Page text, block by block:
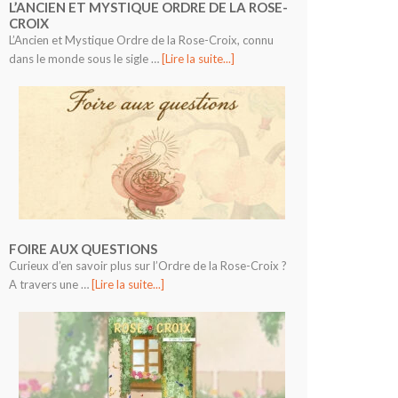
L’ANCIEN ET MYSTIQUE ORDRE DE LA ROSE-
CROIX
L’Ancien et Mystique Ordre de la Rose-Croix, connu
dans le monde sous le sigle … [Lire la suite...]
FOIRE AUX QUESTIONS
Curieux d’en savoir plus sur l’Ordre de la Rose-Croix ?
A travers une … [Lire la suite...]